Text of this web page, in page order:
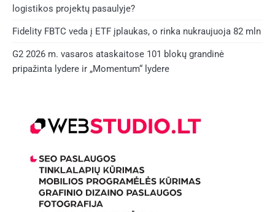
logistikos projektų pasaulyje?
Fidelity FBTC veda į ETF įplaukas, o rinka nukraujuoja 82 mln
G2 2026 m. vasaros ataskaitose 101 blokų grandinė
pripažinta lydere ir „Momentum“ lydere